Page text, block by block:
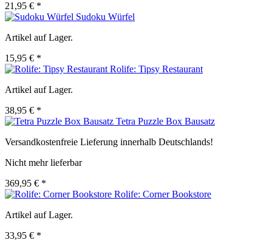
21,95 € *
Sudoku Würfel
Artikel auf Lager.
15,95 € *
Rolife: Tipsy Restaurant
Artikel auf Lager.
38,95 € *
Tetra Puzzle Box Bausatz
Versandkostenfreie Lieferung innerhalb Deutschlands!
Nicht mehr lieferbar
369,95 € *
Rolife: Corner Bookstore
Artikel auf Lager.
33,95 € *